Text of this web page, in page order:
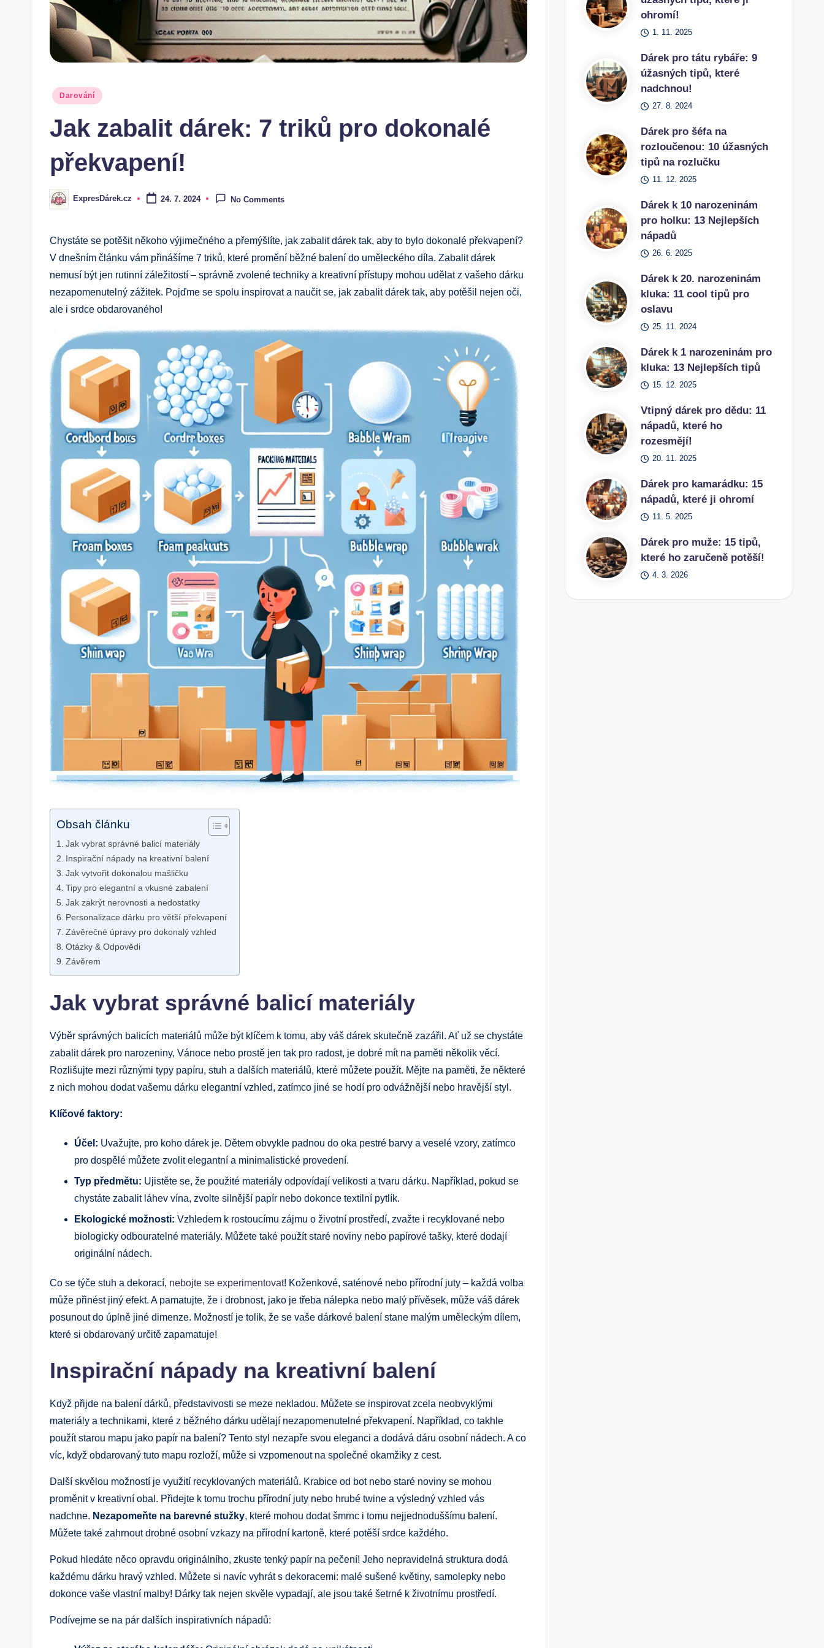
Posted
Darování
Jak zabalit dárek: 7 triků pro dokonalé
překvapení!
Posted
by
ExpresDárek.cz 24. 7. 2024 No Comments
Chystáte se potěšit někoho výjimečného a přemýšlíte, jak zabalit⁢ dárek tak, aby to bylo dokonalé překvapení?
V dnešním článku ⁢vám přinášíme 7 triků, které promění běžné balení do uměleckého‍ díla. Zabalit ⁤dárek
nemusí být jen rutinní záležitostí – správně zvolené techniky a kreativní přístupy mohou udělat z vašeho dárku⁣
nezapomenutelný zážitek. Pojďme se spolu inspirovat a naučit se, jak zabalit⁢ dárek tak, aby potěšil ⁢nejen oči,
ale i srdce obdarovaného!
Obsah článku
Jak ​vybrat správné balicí materiály
Inspirační nápady na kreativní balení
Jak vytvořit dokonalou mašličku
Tipy pro elegantní a vkusné zabalení
Jak zakrýt nerovnosti a nedostatky
Personalizace dárku pro větší překvapení
Závěrečné úpravy pro dokonalý vzhled
Otázky & Odpovědi
Závěrem
Jak ​vybrat správné balicí materiály
Výběr‍ správných balicích materiálů ‌může být klíčem k tomu, aby váš​ dárek ‍skutečně zazářil. Ať už se chystáte
zabalit dárek pro narozeniny, Vánoce nebo prostě jen tak pro radost, je dobré mít na paměti několik věcí.
Rozlišujte mezi různými typy papíru, stuh a dalších materiálů, které můžete použít. Mějte na paměti, ⁢že ‌některé
‌z nich mohou dodat vašemu dárku elegantní vzhled, zatímco jiné se hodí pro odvážnější nebo hravější styl.
Klíčové faktory:
Účel: Uvažujte, pro koho dárek je. Dětem⁣ obvykle padnou do oka pestré ⁣barvy a veselé vzory, zatímco
pro dospělé můžete ‍zvolit elegantní a minimalistické provedení.
Typ předmětu: Ujistěte se, že použité materiály odpovídají velikosti a tvaru dárku. Například,⁤ pokud se
chystáte zabalit láhev vína, zvolte silnější papír nebo dokonce textilní pytlík.
Ekologické možnosti: Vzhledem​ k rostoucímu zájmu o životní prostředí, zvažte i recyklované nebo
biologicky odbouratelné materiály. Můžete také použít staré noviny nebo papírové tašky, které dodají
originální nádech.
Co se týče stuh a dekorací,​ nebojte se experimentovat! Koženkové, saténové nebo přírodní juty – každá volba
může přinést jiný efekt. A pamatujte, že i drobnost, jako ‍je‌ třeba nálepka nebo malý přívěsek, ⁢může váš dárek
posunout do úplně jiné dimenze. Možností je​ tolik, ⁤že se vaše dárkové⁣ balení stane malým uměleckým dílem,
které⁢ si obdarovaný určitě zapamatuje!
Inspirační nápady na kreativní balení
Když přijde na balení dárků, představivosti se meze nekladou. Můžete se⁢ inspirovat zcela neobvyklými
materiály a technikami, které z běžného dárku udělají nezapomenutelné překvapení. Například, co takhle
použít starou mapu jako papír na balení? Tento styl nezapře svou eleganci a ⁤dodává dáru osobní nádech. A co
víc, když obdarovaný tuto mapu ⁣rozloží, může si vzpomenout na společné okamžiky z cest.
Další skvělou možností je využití ⁤recyklovaných materiálů. Krabice od bot nebo staré noviny se mohou
proměnit v kreativní obal. Přidejte k tomu trochu přírodní juty nebo hrubé twine a výsledný vzhled vás‌
nadchne. Nezapomeňte na barevné‌ stužky, které mohou dodat šmrnc i tomu nejjednoduššímu balení.
‌Můžete také zahrnout drobné osobní vzkazy na⁢ přírodní kartoně,‍ které potěší srdce každého.
Pokud hledáte něco opravdu originálního, zkuste tenký papír na pečení!​ Jeho nepravidelná⁤ struktura dodá
každému ‍dárku hravý vzhled. Můžete si navíc vyhrát s dekoracemi: malé sušené květiny, samolepky nebo
dokonce vaše vlastní malby! Dárky tak nejen skvěle vypadají,‌ ale jsou také šetrné k⁤ životnímu prostředí.
Podívejme se na pár dalších inspirativních nápadů:
ohromí!
1. 11. 2025
Dárek pro tátu rybáře: 9
úžasných tipů, které
nadchnou!
27. 8. 2024
Dárek pro šéfa na
rozloučenou: 10 úžasných
tipů na rozlučku
11. 12. 2025
Dárek k 10 narozeninám
pro holku: 13 Nejlepších
nápadů
26. 6. 2025
Dárek k 20. narozeninám
kluka: 11 cool tipů pro
oslavu
25. 11. 2024
Dárek k 1 narozeninám pro
kluka: 13 Nejlepších tipů
15. 12. 2025
Vtipný dárek pro dědu: 11
nápadů, které ho
rozesmějí!
20. 11. 2025
Dárek pro kamarádku: 15
nápadů, které ji ohromí
11. 5. 2025
Dárek pro muže: 15 tipů,
které ho zaručeně potěší!
4. 3. 2026